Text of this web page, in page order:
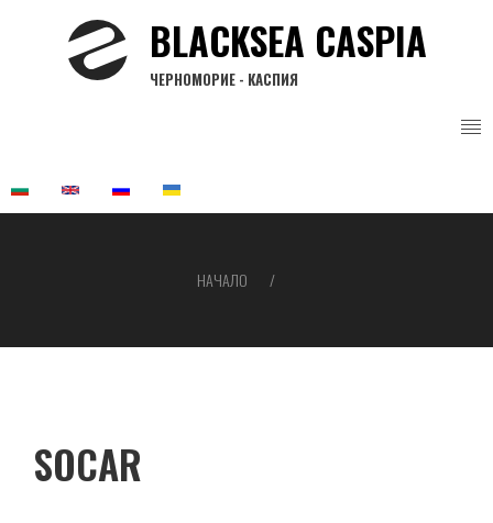
BLACKSEA CASPIA
ЧЕРНОМОРИЕ - КАСПИЯ
НАЧАЛО
SOCAR